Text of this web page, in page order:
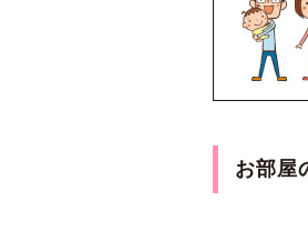
お部屋